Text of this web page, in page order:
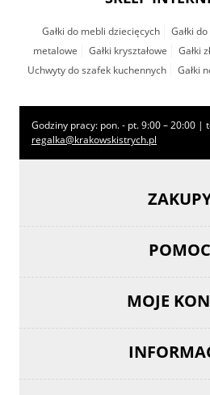
Gałki do mebli dziecięcych Gałki
metalowe
Gałki kryształowe Gałki
Uchwyty do szafek kuchennych
Gałki
Godziny pracy: pon. - pt. 9:00 – 20:00 |
regalka@krakowskistrych.pl
POMOC
MOJE